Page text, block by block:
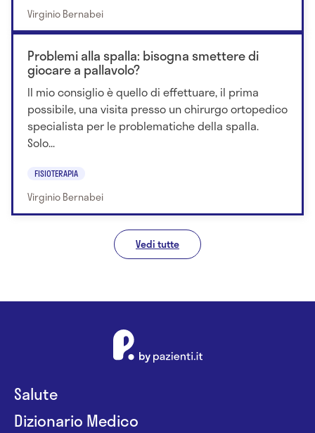
Virginio Bernabei
Problemi alla spalla: bisogna smettere di
giocare a pallavolo?
Il mio consiglio è quello di effettuare, il prima
possibile, una visita presso un chirurgo ortopedico
specialista per le problematiche della spalla.
Solo...
FISIOTERAPIA
Virginio Bernabei
Vedi tutte
Salute
Dizionario Medico